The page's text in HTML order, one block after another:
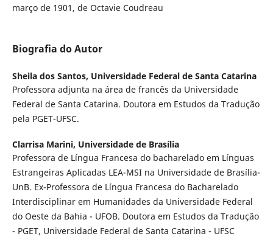
março de 1901, de Octavie Coudreau
Biografia do Autor
Sheila dos Santos, Universidade Federal de Santa Catarina
Professora adjunta na área de francês da Universidade
Federal de Santa Catarina. Doutora em Estudos da Tradução
pela PGET-UFSC.
Clarrisa Marini, Universidade de Brasília
Professora de Língua Francesa do bacharelado em Línguas
Estrangeiras Aplicadas LEA-MSI na Universidade de Brasília-
UnB. Ex-Professora de Língua Francesa do Bacharelado
Interdisciplinar em Humanidades da Universidade Federal
do Oeste da Bahia - UFOB. Doutora em Estudos da Tradução
- PGET, Universidade Federal de Santa Catarina - UFSC